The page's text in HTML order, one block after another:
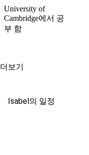
University of
Cambridge에서 공
부 함
더보기
Isabel의 일정